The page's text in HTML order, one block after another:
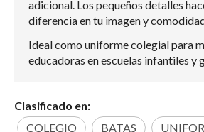
adicional. Los pequeños detalles
diferencia en tu imagen y
Ideal como uniforme colegial para
educadoras en escuelas infantiles y
Clasificado en:
COLEGIO
BATAS